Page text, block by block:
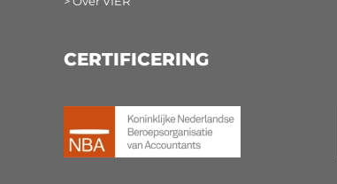
CERTIFICERING